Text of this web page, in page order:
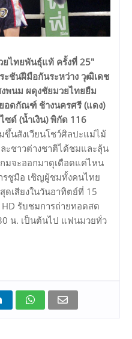
ยไทยพันธุ์แท้ ครั้งที่ 25"
ะชันฝีมือกันระหว่าง วุฒิเดช
พนม ผดุงชัยมวยไทยยืม
อดกัณฑ์ ช้างนครศรี (แดง)
ซด์ (น้ำเงิน) พิกัด 116
ขึ้นสังเวียนโชว์ศิลปะแม่ไม้
ะชาวต่างชาติได้ชมและลุ้น
มจะออกมาดุเดือดแค่ไหน
รชูมือ เชิญผู้ชมทั้งคนไทย
ดเสียงในวันอาทิตย์ที่ 15
รับชมการถ่ายทอดสด
น. เป็นต้นไป แฟนมวยทั่ว